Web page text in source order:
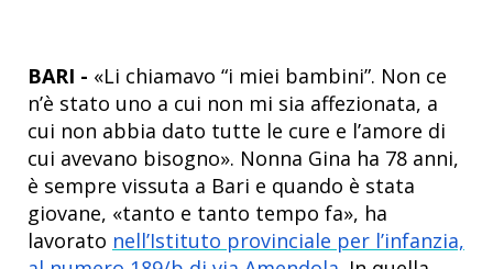
BARI - «Li chiamavo “i miei bambini”. Non ce
n’è stato uno a cui non mi sia affezionata, a
cui non abbia dato tutte le cure e l’amore di
cui avevano bisogno». Nonna Gina ha 78 anni,
è sempre vissuta a Bari e quando è stata
giovane, «tanto e tanto tempo fa», ha
lavorato nell’Istituto provinciale per l’infanzia,